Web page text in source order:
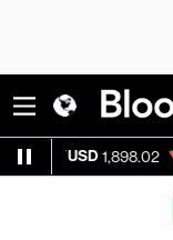
-0.41% Visa